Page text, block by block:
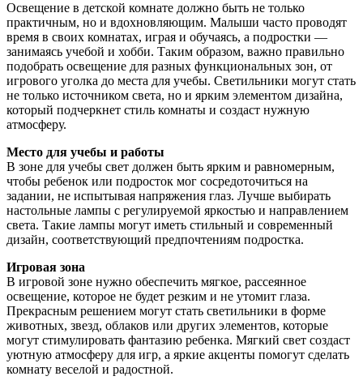
Освещение в детской комнате должно быть не только
практичным, но и вдохновляющим. Малыши часто проводят
время в своих комнатах, играя и обучаясь, а подростки —
занимаясь учебой и хобби. Таким образом, важно правильно
подобрать освещение для разных функциональных зон, от
игрового уголка до места для учебы. Светильники могут стать
не только источником света, но и ярким элементом дизайна,
который подчеркнет стиль комнаты и создаст нужную
атмосферу.
Место для учебы и работы
В зоне для учебы свет должен быть ярким и равномерным,
чтобы ребенок или подросток мог сосредоточиться на
задании, не испытывая напряжения глаз. Лучше выбирать
настольные лампы с регулируемой яркостью и направлением
света. Такие лампы могут иметь стильный и современный
дизайн, соответствующий предпочтениям подростка.
Игровая зона
В игровой зоне нужно обеспечить мягкое, рассеянное
освещение, которое не будет резким и не утомит глаза.
Прекрасным решением могут стать светильники в форме
животных, звезд, облаков или других элементов, которые
могут стимулировать фантазию ребенка. Мягкий свет создаст
уютную атмосферу для игр, а яркие акценты помогут сделать
комнату веселой и радостной.